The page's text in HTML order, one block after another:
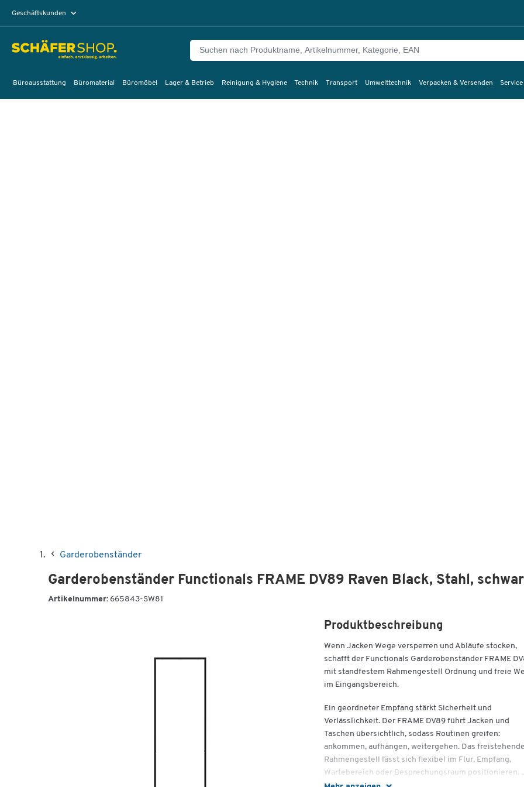
Geschäftskunden
Büroausstattung Büromaterial Büromöbel Lager & Betrieb Reinigung & Hygiene Technik Transport Umwelttechnik Verpacken & Versenden
Garderobenständer
Garderobenständer Functionals FRAME DV89 Raven Black, Stahl,
Artikelnummer: 665843-SW81
Produktbeschreibung
Wenn Jacken Wege versperren und Abläufe stocken,
schafft der Functionals Garderobenständer FRAME
mit standfestem Rahmengestell Ordnung und freie
im Eingangsbereich.
Ein geordneter Empfang stärkt Sicherheit und
Verlässlichkeit. Der FRAME DV89 führt Jacken und
Taschen übersichtlich, sodass Routinen greifen:
ankommen, aufhängen, weitergehen. Das
Rahmengestell lässt sich flexibel im Flur, Empfang,
Wartebereich oder Besprechungsraum positionieren.
nach Einrichtung wählen Sie die Modell-Variante Chalk